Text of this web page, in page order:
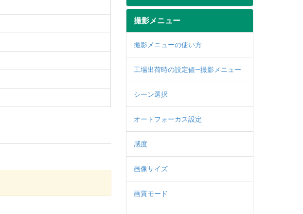
撮影メニュー
撮影メニューの使い方
工場出荷時の設定値—撮影メニュー
シーン選択
オートフォーカス設定
感度
画像サイズ
画質モード